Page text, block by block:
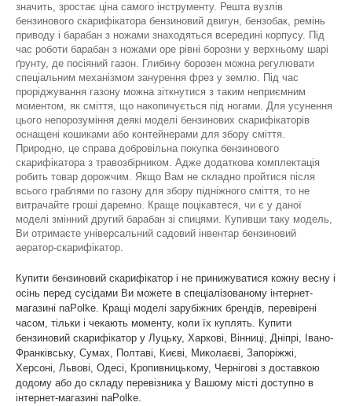
значить, зростає ціна самого інструменту. Решта вузлів
бензинового скарифікатора бензиновий двигун, бензобак, ремінь
приводу і барабан з ножами знаходяться всередині корпусу. Під
час роботи барабан з ножами оре рівні борозни у верхньому шарі
ґрунту, де посіяний газон. Глибину борозен можна регулювати
спеціальним механізмом занурення фрез у землю. Під час
проріджування газону можна зіткнутися з таким неприємним
моментом, як сміття, що накопичується під ногами. Для усунення
цього непорозуміння деякі моделі бензинових скарифікаторів
оснащені кошиками або контейнерами для збору сміття.
Природно, це справа добровільна покупка бензинового
скарифікатора з травозбірником. Адже додаткова комплектація
робить товар дорожчим. Якщо Вам не складно пройтися після
всього граблями по газону для збору підніжного сміття, то не
витрачайте гроші даремно. Краще поцікавтеся, чи є у даної
моделі змінний другий барабан зі спицями. Купивши таку модель,
Ви отримаєте універсальний садовий інвентар бензиновий
аератор-скарифікатор.
Купити бензиновий скарифікатор і не принижуватися кожну весну і
осінь перед сусідами Ви можете в спеціалізованому інтернет-
магазині naPolke. Кращі моделі зарубіжних брендів, перевірені
часом, тільки і чекають моменту, коли їх куплять. Купити
бензиновий скарифікатор у Луцьку, Харкові, Вінниці, Дніпрі, Івано-
Франківську, Сумах, Полтаві, Києві, Миколаєві, Запоріжжі,
Херсоні, Львові, Одесі, Кропивницькому, Чернігові з доставкою
додому або до складу перевізника у Вашому місті доступно в
інтернет-магазині naPolke.